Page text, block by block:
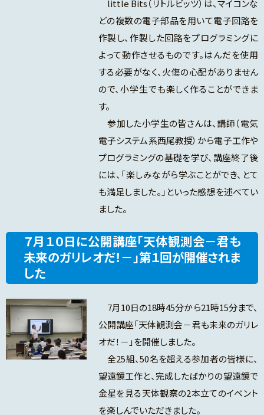
little Bits（リトルビッツ）は、マイコンな
どの複数の電子部品を用いて電子回路を
作製し、作製した回路をプログラミングに
よって動作させるものです。はんだを使用
する必要がなく、火傷の心配がありません
ので、小学生でも楽しく作ることができま
す。
参加した小学生の皆さんは、講師（電気
電子システム系西尾教授）から電子工作や
プログラミングの基礎を学び、講座終了後
には、「楽しみながら学ぶことができ、とて
も満足しました。」といった感想を述べてい
ました。
７月１０日に公開講座「天体観測会－君も
未来のガリレオだ！－」第１回が開催されま
した
7月10日の18時45分から21時15分まで、
公開講座「天体観測会－君も未来のガリレ
オだ！－」を開催しました。
全25組、50名を超える参加者の皆様に、
望遠鏡工作と、完成したばかりの望遠鏡で
金星を見る天体観察の2本立てのイベント
を楽しんでいただきました。